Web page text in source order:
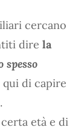
cercano
dire la
di capire
età e di